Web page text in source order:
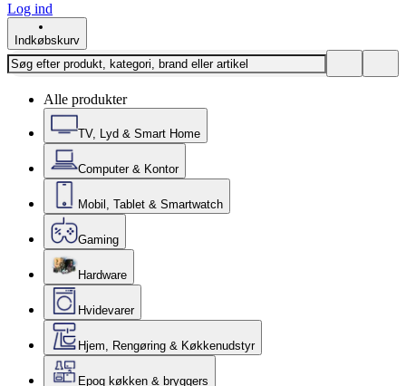
Log ind
Indkøbskurv
Alle produkter
TV, Lyd & Smart Home
Computer & Kontor
Mobil, Tablet & Smartwatch
Gaming
Hardware
Hvidevarer
Hjem, Rengøring & Køkkenudstyr
Epoq køkken & bryggers